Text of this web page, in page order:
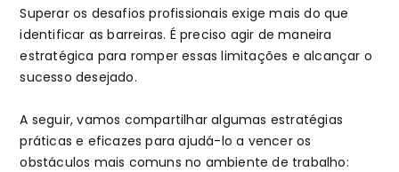
Superar os desafios profissionais exige mais do que
identificar as barreiras. É preciso agir de maneira
estratégica para romper essas limitações e alcançar o
sucesso desejado.
A seguir, vamos compartilhar algumas estratégias
práticas e eficazes para ajudá-lo a vencer os
obstáculos mais comuns no ambiente de trabalho: